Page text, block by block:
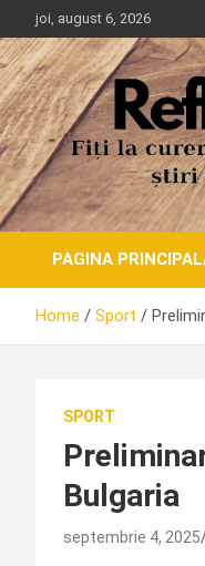
to
content
joi, august 6, 2026
PAGINA
Home Sport
SPORT
Bulgaria
septembrie 4, 2025